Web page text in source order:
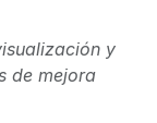
y
de mejora